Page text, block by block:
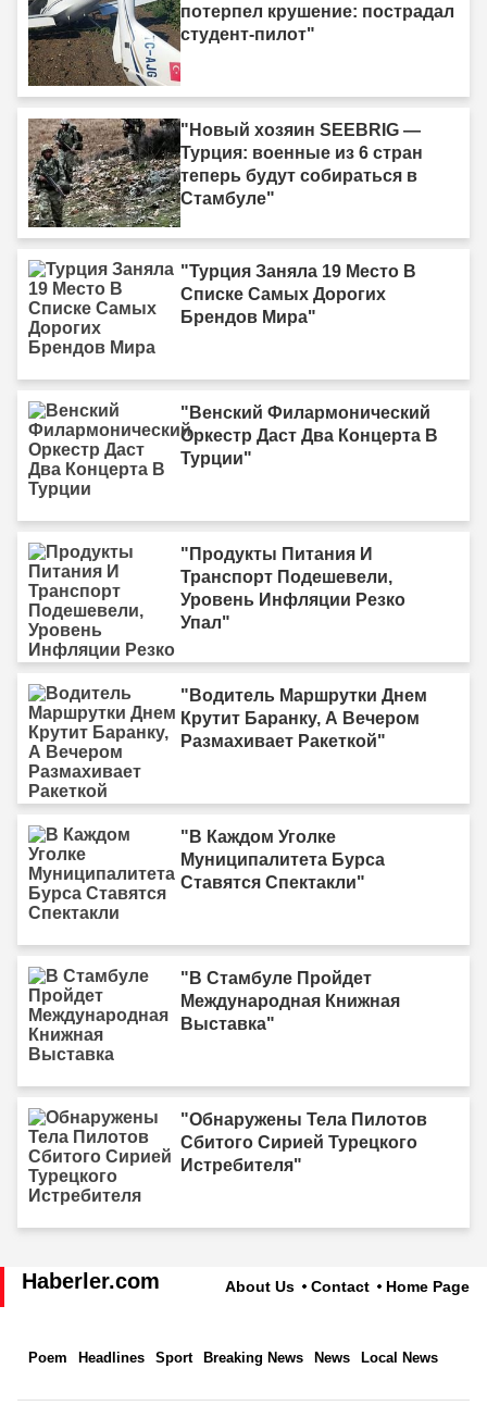
потерпел крушение: пострадал
студент-пилот"
"Новый хозяин SEEBRIG —
Турция: военные из 6 стран
теперь будут собираться в
Стамбуле"
"Турция Заняла 19 Место В
Списке Самых Дорогих
Брендов Мира"
"Венский Филармонический
Оркестр Даст Два Концерта В
Турции"
"Продукты Питания И
Транспорт Подешевели,
Уровень Инфляции Резко
Упал"
"Водитель Маршрутки Днем
Крутит Баранку, А Вечером
Размахивает Ракеткой"
"В Каждом Уголке
Муниципалитета Бурса
Ставятся Спектакли"
"В Стамбуле Пройдет
Международная Книжная
Выставка"
"Обнаружены Тела Пилотов
Сбитого Сирией Турецкого
Истребителя"
Haberler.com About Us Contact Home Page
Poem Headlines Sport Breaking News News Local News